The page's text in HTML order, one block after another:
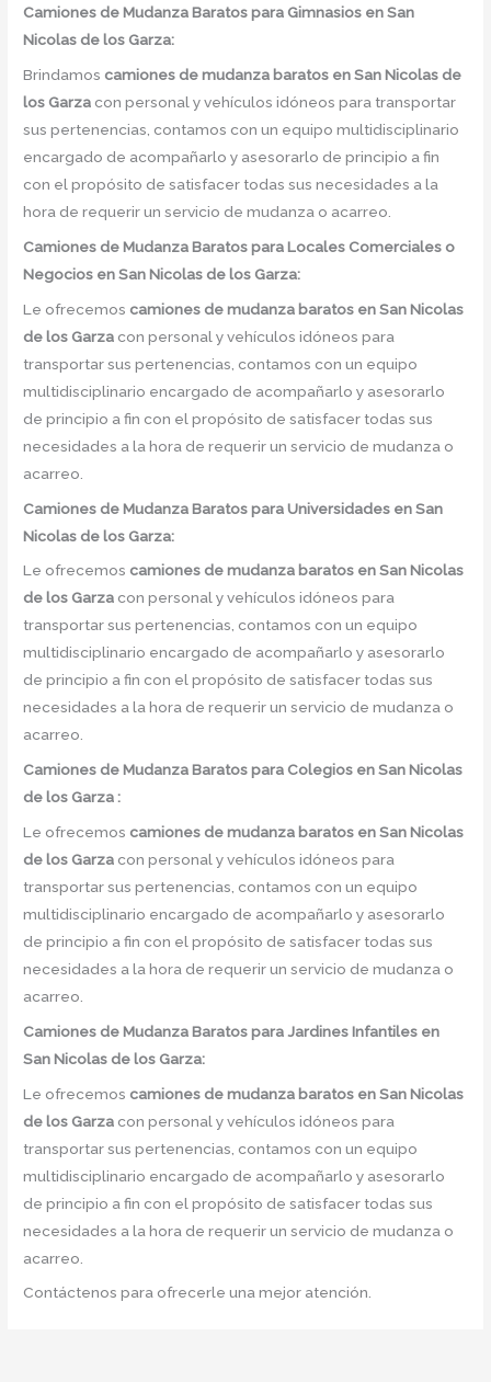
Camiones de Mudanza Baratos para Gimnasios en San
Nicolas de los Garza:
Brindamos camiones de mudanza baratos enSan Nicolas de
los Garza con personal y vehículos idóneos para transportar
sus pertenencias, contamos con un equipo multidisciplinario
encargado de acompañarlo y asesorarlo de principio a fin
con el propósito de satisfacer todas sus necesidades a la
hora de requerir un servicio de mudanza o acarreo.
Camiones de Mudanza Baratos para Locales Comerciales o
Negocios en San Nicolas de los Garza:
Le ofrecemos camiones de mudanza baratos enSan Nicolas
de los Garza con personal y vehículos idóneos para
transportar sus pertenencias, contamos con un equipo
multidisciplinario encargado de acompañarlo y asesorarlo
de principio a fin con el propósito de satisfacer todas sus
necesidades a la hora de requerir un servicio de mudanza o
acarreo.
Camiones de Mudanza Baratos para Universidades en San
Nicolas de los Garza:
Le ofrecemos camiones de mudanza baratos enSan Nicolas
de los Garza con personal y vehículos idóneos para
transportar sus pertenencias, contamos con un equipo
multidisciplinario encargado de acompañarlo y asesorarlo
de principio a fin con el propósito de satisfacer todas sus
necesidades a la hora de requerir un servicio de mudanza o
acarreo.
Camiones de Mudanza Baratos para Colegios en San Nicolas
de los Garza :
Le ofrecemos camiones de mudanza baratos enSan Nicolas
de los Garza con personal y vehículos idóneos para
transportar sus pertenencias, contamos con un equipo
multidisciplinario encargado de acompañarlo y asesorarlo
de principio a fin con el propósito de satisfacer todas sus
necesidades a la hora de requerir un servicio de mudanza o
acarreo.
Camiones de Mudanza Baratos para Jardines Infantiles en
San Nicolas de los Garza:
Le ofrecemos camiones de mudanza baratos enSan Nicolas
de los Garza con personal y vehículos idóneos para
transportar sus pertenencias, contamos con un equipo
multidisciplinario encargado de acompañarlo y asesorarlo
de principio a fin con el propósito de satisfacer todas sus
necesidades a la hora de requerir un servicio de mudanza o
acarreo.
Contáctenos para ofrecerle una mejor atención.